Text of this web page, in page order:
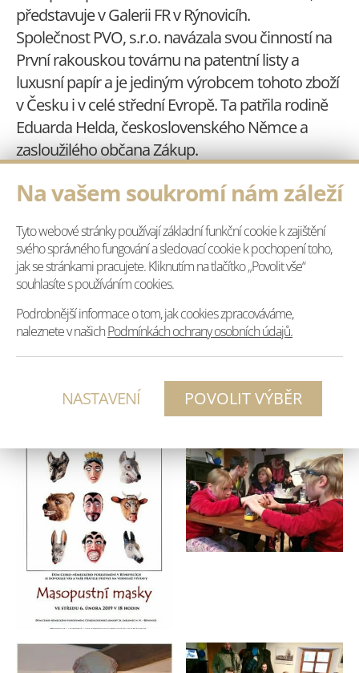
Na vašem soukromí nám záleží
Tyto webové stránky používají základní funkční cookie k zajištění
svého správného fungování a sledovací cookie k pochopení toho,
jak se stránkami pracujete. Kliknutím na tlačítko „Povolit vše“
souhlasíte s používáním cookies.
Podrobnější informace o tom, jak cookies zpracováváme,
naleznete v našichPodmínkách ochrany osobních údajů.
NASTAVENÍ
představuje v Galerii FR v Rýnovicíh.
Společnost PVO, s.r.o. navázala svou činností na
První rakouskou továrnu na patentní listy a
luxusní papír a je jediným výrobcem tohoto zboží
v Česku i v celé střední Evropě. Ta patřila rodině
Eduarda Helda, československého Němce a
zasloužilého občana Zákup.
vyrábějí. Je to pěkná ruční práce. A jestli jste
masku na masopust, přišel váš moment. U nás si
ji můžete vytunit. V Rýnovicích jsme již Maškarní
rej měli, ale ještě je spousta času zazářit jinde.
Další informace a foto zde:
https://jablonecky.denik.cz/zpravy_region/foto-v-r
ynovicich-byl-k-videni-masopustni-pruvod-20190
203.html